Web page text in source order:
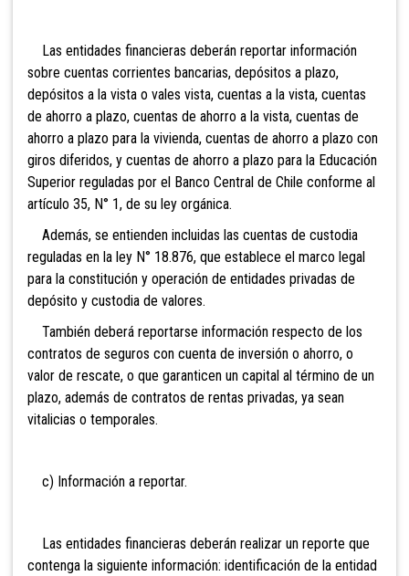
Las entidades financieras deberán reportar información
sobre cuentas corrientes bancarias, depósitos a plazo,
depósitos a la vista o vales vista, cuentas a la vista, cuentas
de ahorro a plazo, cuentas de ahorro a la vista, cuentas de
ahorro a plazo para la vivienda, cuentas de ahorro a plazo con
giros diferidos, y cuentas de ahorro a plazo para la Educación
Superior reguladas por el Banco Central de Chile conforme al
artículo 35, N° 1, de su ley orgánica.
Además, se entienden incluidas las cuentas de custodia
reguladas en la ley N° 18.876, que establece el marco legal
para la constitución y operación de entidades privadas de
depósito y custodia de valores.
También deberá reportarse información respecto de los
contratos de seguros con cuenta de inversión o ahorro, o
valor de rescate, o que garanticen un capital al término de un
plazo, además de contratos de rentas privadas, ya sean
vitalicias o temporales.
c) Información a reportar.
Las entidades financieras deberán realizar un reporte que
contenga la siguiente información: identificación de la entidad